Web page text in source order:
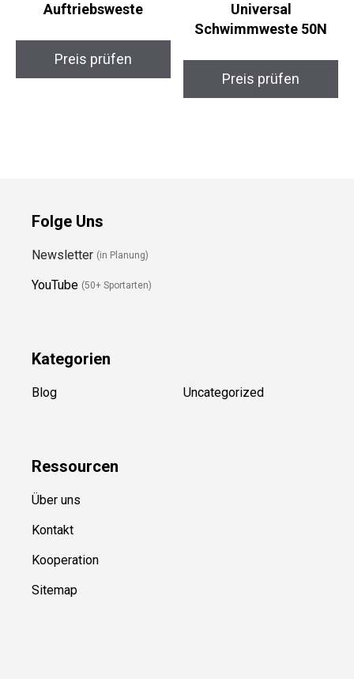
Auftriebsweste
Preis prüfen
Universal
Schwimmweste 50N
Preis prüfen
Folge Uns
Newsletter (in Planung)
YouTube (50+ Sportarten)
Kategorien
Blog Uncategorized
Ressourcen
Über uns
Kontakt
Kooperation
Sitemap